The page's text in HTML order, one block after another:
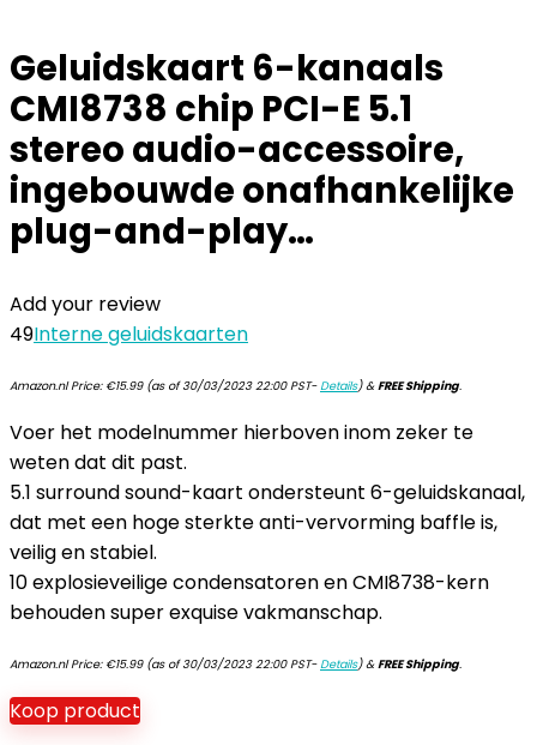
Geluidskaart 6-kanaals
CMI8738 chip PCI-E 5.1
stereo audio-accessoire,
ingebouwde onafhankelijke
plug-and-play…
Add your review
49Interne geluidskaarten
Amazon.nl Price: €15.99(as of 30/03/2023 22:00 PST-Details)&FREE Shipping.
Voer het modelnummer hierboven inom zeker te
weten dat dit past.
5.1 surround sound-kaart ondersteunt 6-geluidskanaal,
dat met een hoge sterkte anti-vervorming baffle is,
veilig en stabiel.
10 explosieveilige condensatoren en CMI8738-kern
behouden super exquise vakmanschap.
Amazon.nl Price: €15.99(as of 30/03/2023 22:00 PST-Details)&FREE Shipping.
Koop product